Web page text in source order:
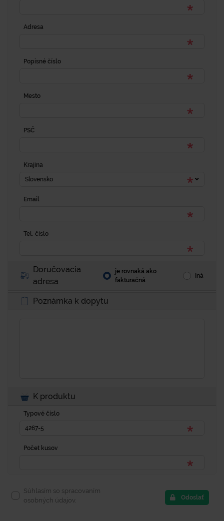
Adresa
Popisné číslo
Mesto
PSČ
Krajina
Slovensko
Email
Tel. číslo
Doručovacia
adresa
je rovnaká ako
fakturačná
Iná
Poznámka k dopytu
K produktu
Typové číslo
Počet kusov
Súhlasím so spracovaním
osobných údajov.
Odoslať